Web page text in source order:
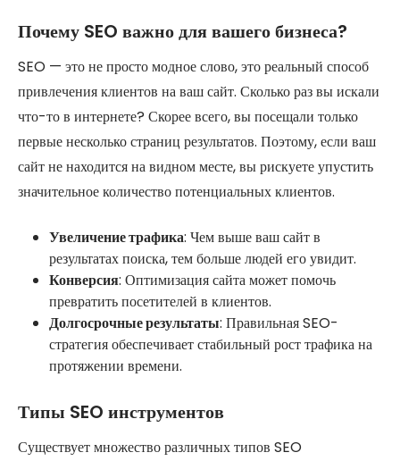
Почему SEO важно для вашего бизнеса?
SEO — это не просто модное слово, это реальный способ
привлечения клиентов на ваш сайт. Сколько раз вы искали
что-то в интернете? Скорее всего, вы посещали только
первые несколько страниц результатов. Поэтому, если ваш
сайт не находится на видном месте, вы рискуете упустить
значительное количество потенциальных клиентов.
Увеличение трафика: Чем выше ваш сайт в
результатах поиска, тем больше людей его увидит.
Конверсия: Оптимизация сайта может помочь
превратить посетителей в клиентов.
Долгосрочные результаты: Правильная SEO-
стратегия обеспечивает стабильный рост трафика на
протяжении времени.
Типы SEO инструментов
Существует множество различных типов SEO